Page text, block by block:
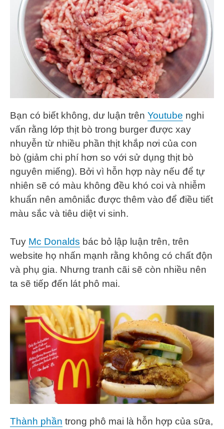
Bạn có biết không, dư luận trên Youtube nghi
vấn rằng lớp thịt bò trong burger được xay
nhuyễn từ nhiều phần thịt khắp nơi của con
bò (giảm chi phí hơn so với sử dụng thịt bò
nguyên miếng). Bởi vì hỗn hợp này nếu để tự
nhiên sẽ có màu không đều khó coi và nhiễm
khuẩn nên amôniắc được thêm vào để điều tiết
màu sắc và tiêu diệt vi sinh.
Tuy Mc Donalds bác bỏ lập luận trên, trên
website họ nhấn mạnh rằng không có chất độn
và phụ gia. Nhưng tranh cãi sẽ còn nhiều nên
ta sẽ tiếp đến lát phô mai.
Thành phần trong phô mai là hỗn hợp của sữa,